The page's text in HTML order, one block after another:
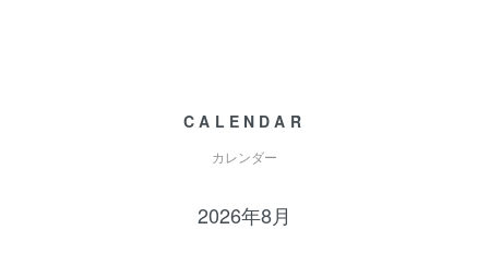
CALENDAR
カレンダー
2026年8月